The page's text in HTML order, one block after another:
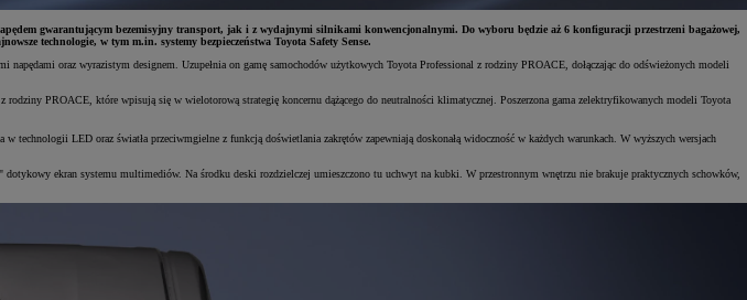
gwarantującym bezemisyjny transport, jak i z wydajnymi silnikami konwencjonalnymi. Do wyboru będzie aż 6 konfiguracji przestrzeni bagażowej,
technologie, w tym m.in. systemy bezpieczeństwa Toyota Safety Sense.
oraz wyrazistym designem. Uzupełnia on gamę samochodów użytkowych Toyota Professional z rodziny PROACE, dołączając do odświeżonych modeli
PROACE, które wpisują się w wielotorową strategię koncernu dążącego do neutralności klimatycznej. Poszerzona gama zelektryfikowanych modeli Toyota
LED oraz światła przeciwmgielne z funkcją doświetlania zakrętów zapewniają doskonałą widoczność w każdych warunkach. W wyższych wersjach
ekran systemu multimediów. Na środku deski rozdzielczej umieszczono tu uchwyt na kubki. W przestronnym wnętrzu nie brakuje praktycznych schowków,